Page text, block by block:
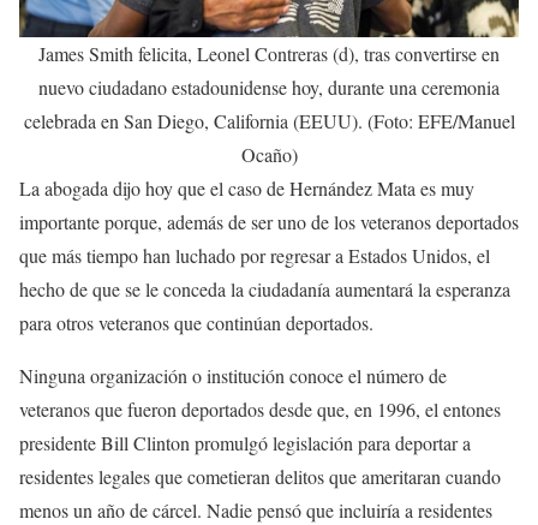
James Smith felicita, Leonel Contreras (d), tras convertirse en
nuevo ciudadano estadounidense hoy, durante una ceremonia
celebrada en San Diego, California (EEUU). (Foto: EFE/Manuel
Ocaño)
La abogada dijo hoy que el caso de Hernández Mata es muy
importante porque, además de ser uno de los veteranos deportados
que más tiempo han luchado por regresar a Estados Unidos, el
hecho de que se le conceda la ciudadanía aumentará la esperanza
para otros veteranos que continúan deportados.
Ninguna organización o institución conoce el número de
veteranos que fueron deportados desde que, en 1996, el entones
presidente Bill Clinton promulgó legislación para deportar a
residentes legales que cometieran delitos que ameritaran cuando
menos un año de cárcel. Nadie pensó que incluiría a residentes